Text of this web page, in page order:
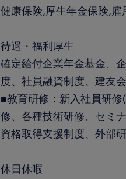
健康保険,厚生年金保険,雇
待遇・福利厚生
確定給付企業年金基金、
度、社員融資制度、建友
■教育研修：新入社員研
修、各種技術研修、セミ
資格取得支援制度、外部
休日休暇